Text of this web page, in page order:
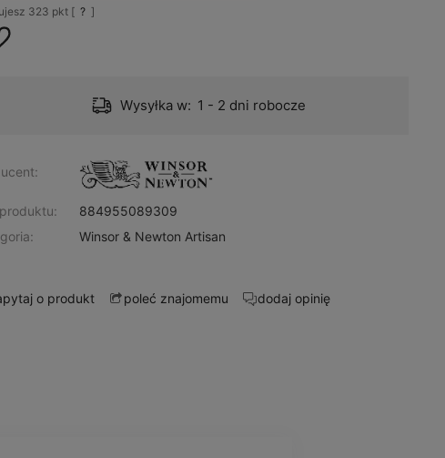
323 pkt [ ? ]
Wysyłka w: 1 - 2 dni robocze
884955089309
Winsor & Newton Artisan
o produkt poleć znajomemu dodaj opinię